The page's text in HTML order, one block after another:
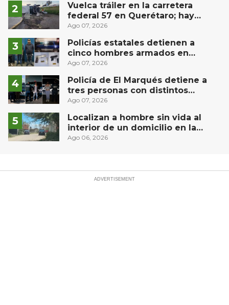
Vuelca tráiler en la carretera
federal 57 en Querétaro; hay
derrame de combustible
Ago 07, 2026
Policías estatales detienen a
cinco hombres armados en
Puebla capital
Ago 07, 2026
Policía de El Marqués detiene a
tres personas con distintos
narcóticos
Ago 07, 2026
Localizan a hombre sin vida al
interior de un domicilio en la
comunidad El Rodeo, San Juan del
Ago 06, 2026